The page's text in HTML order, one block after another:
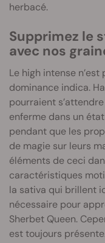
herbacé.
Supprimez le
avec nos
Le high intense
dominance indica.
pourraient
enferme dans un
pendant que les
de magie sur leurs
éléments de ceci
caractéristiques
la sativa qui brillent
nécessaire pour
Sherbet Queen.
est toujours